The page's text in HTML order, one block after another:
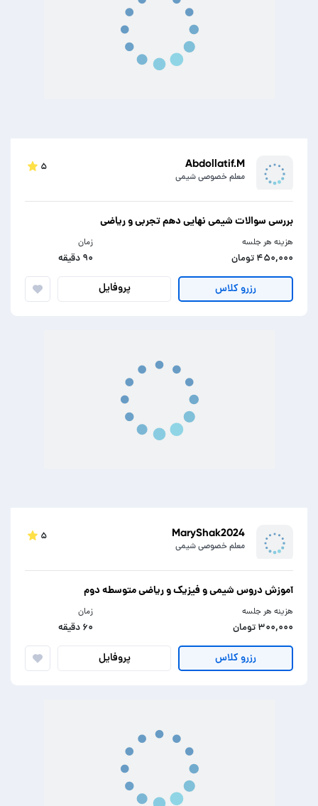
Abdollatif.M
معلم خصوصی شیمی
۵
بررسی سوالات شیمی نهایی دهم تجربی و ریاضی
هزینه هر جلسه
۴۵۰,۰۰۰ تومان
زمان
۹۰ دقیقه
رزرو کلاس پروفایل
MaryShak2024
معلم خصوصی شیمی
۵
آموزش دروس شیمی و فیزیک و ریاضی متوسطه دوم
هزینه هر جلسه
۳۰۰,۰۰۰ تومان
زمان
۶۰ دقیقه
رزرو کلاس پروفایل